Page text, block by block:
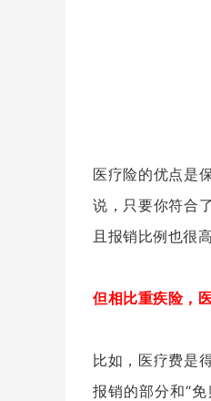
医疗险的优点是
说 ， 只要你符合
且报销比例也很高
但相比重疾险，
比如 ， 医疗费是
报销的部分和“